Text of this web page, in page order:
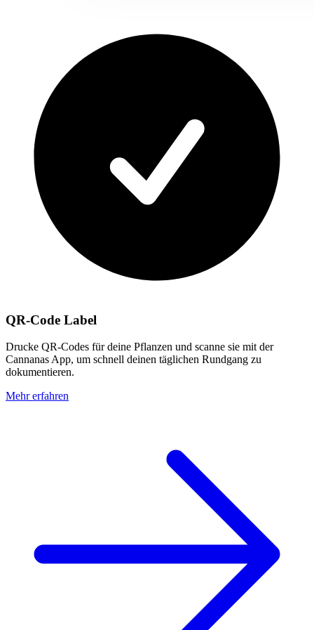
QR-Code Label
Drucke QR-Codes für deine Pflanzen und scanne sie mit der
Cannanas App, um schnell deinen täglichen Rundgang zu
dokumentieren.
Mehr erfahren